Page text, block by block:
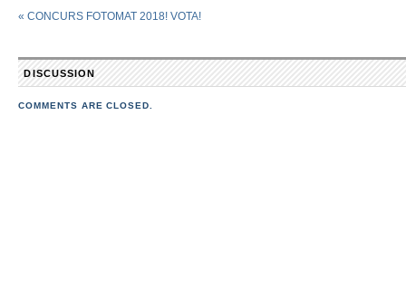
« CONCURS FOTOMAT 2018! VOTA!
DISCUSSION
COMMENTS ARE CLOSED.